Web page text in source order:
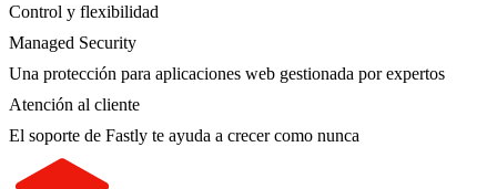
Control y flexibilidad
Managed Security
Una protección para aplicaciones web gestionada por expertos
Atención al cliente
El soporte de Fastly te ayuda a crecer como nunca